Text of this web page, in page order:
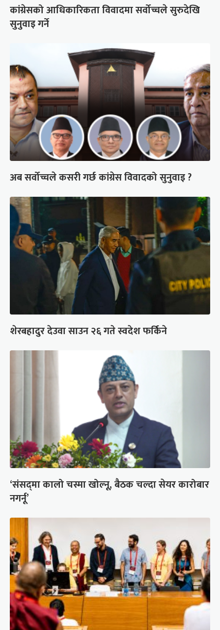
कांग्रेसको आधिकारिकता विवादमा सर्वोच्चले सुरुदेखि
सुनुवाइ गर्ने
अब सर्वोच्चले कसरी गर्छ कांग्रेस विवादको सुनुवाइ ?
शेरबहादुर देउवा साउन २६ गते स्वदेश फर्किने
‘संसद्‍मा कालो चस्मा खोल्नू, बैठक चल्दा सेयर कारोबार
नगर्नू’